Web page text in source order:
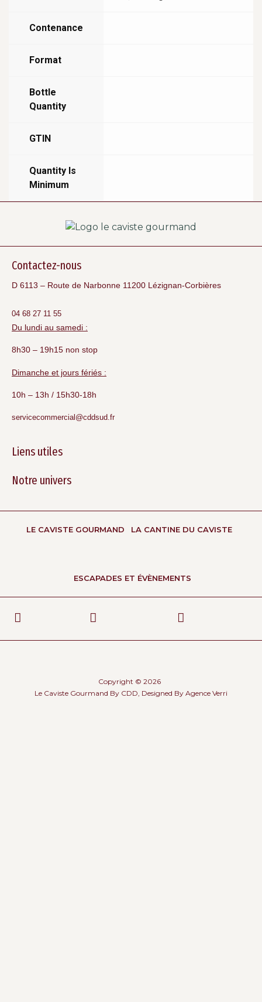
Contenance
Format
Bottle
Quantity
GTIN
Quantity Is
Minimum
Contactez-nous
D 6113 – Route de Narbonne 11200 Lézignan-Corbières
04 68 27 11 55
Du lundi au samedi :
8h30 – 19h15 non stop
Dimanche et jours fériés :
10h – 13h / 15h30-18h
servicecommercial@cddsud.fr
Liens utiles
Notre univers
LE CAVISTE GOURMAND LA CANTINE DU CAVISTE
ESCAPADES ET ÉVÈNEMENTS
Copyright © 2026
Le Caviste Gourmand By CDD, Designed By Agence Verri